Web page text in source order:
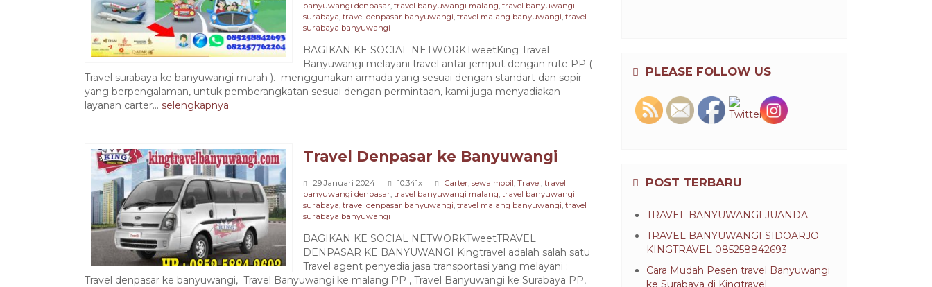
banyuwangi denpasar, travel banyuwangi malang, travel banyuwangi
surabaya, travel denpasar banyuwangi, travel malang banyuwangi, travel
surabaya banyuwangi
BAGIKAN KE SOCIAL NETWORKTweetKing Travel
Banyuwangi melayani travel antar jemput dengan rute PP (
Travel surabaya ke banyuwangi murah ). menggunakan armada yang sesuai dengan standart dan sopir
yang berpengalaman, untuk pemberangkatan sesuai dengan permintaan, kami juga menyadiakan
layanan carter... selengkapnya
Travel Denpasar ke Banyuwangi
29 Januari 2024 10.341x Carter, sewa mobil, Travel, travel
banyuwangi denpasar, travel banyuwangi malang, travel banyuwangi
surabaya, travel denpasar banyuwangi, travel malang banyuwangi, travel
surabaya banyuwangi
BAGIKAN KE SOCIAL NETWORKTweetTRAVEL
DENPASAR KE BANYUWANGI Kingtravel adalah salah satu
Travel agent penyedia jasa transportasi yang melayani :
Travel denpasar ke banyuwangi, Travel Banyuwangi ke malang PP , Travel Banyuwangi ke Surabaya PP,
KINGTRAVEL 085258842693
ke Surabaya di Kingtravel